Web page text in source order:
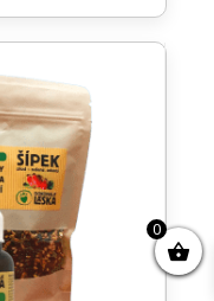
0